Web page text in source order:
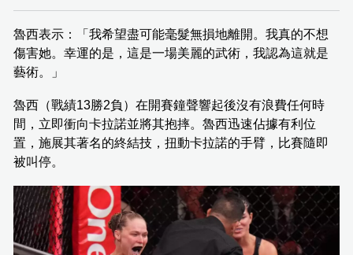
魯西表示：「我希望盡可能毫髮無損地離開。我真的不想
傷害她。幸運的是，這是一場美麗的武術，我認為這就是
藝術。」
魯西（戰績13勝2負）在開賽鐘聲響起後沒有浪費任何時
間，立即衝向卡拉諾並將其抱摔。魯西迅速佔據有利位
置，施展其著名的終結技，扭動卡拉諾的手臂，比賽隨即
被叫停。